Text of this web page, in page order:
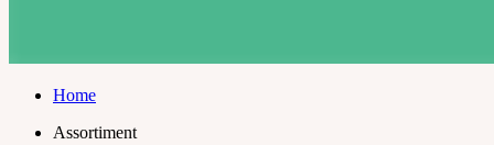
Home
Assortiment